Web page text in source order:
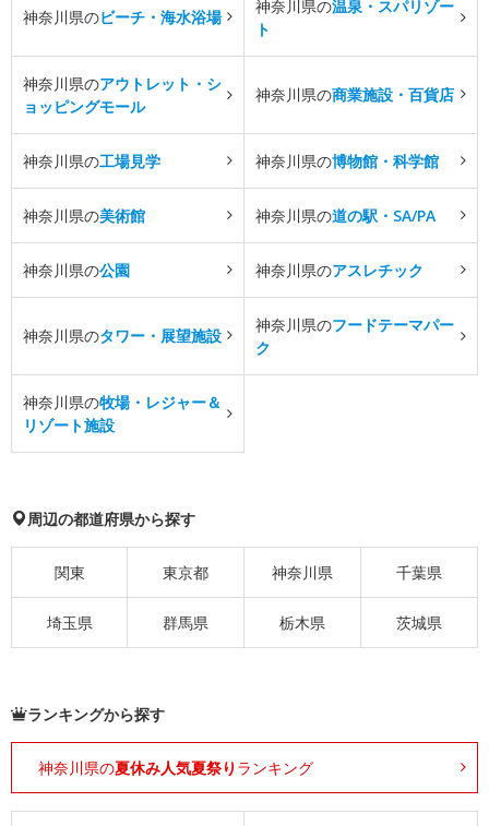
神奈川県のビーチ・海水浴場
神奈川県の温泉・スパリゾー
ト
神奈川県のアウトレット・シ
ョッピングモール
神奈川県の商業施設・百貨店
神奈川県の工場見学 神奈川県の博物館・科学館
神奈川県の美術館 神奈川県の道の駅・SA/PA
神奈川県の公園 神奈川県のアスレチック
神奈川県のタワー・展望施設
神奈川県のフードテーマパー
ク
神奈川県の牧場・レジャー＆
リゾート施設
周辺の都道府県から探す
関東 東京都 神奈川県 千葉県
埼玉県 群馬県 栃木県 茨城県
ランキングから探す
神奈川県の夏休み人気夏祭り ランキング